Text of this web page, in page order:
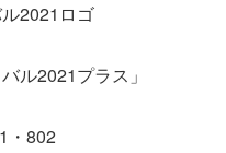
2021ロゴ
ル2021プラス」
・802